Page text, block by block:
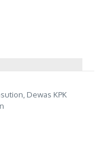
Dewas KPK